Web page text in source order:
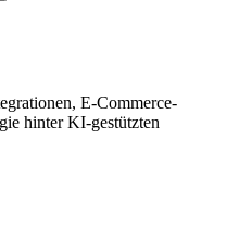
E-Commerce-
hinter KI-gestützten